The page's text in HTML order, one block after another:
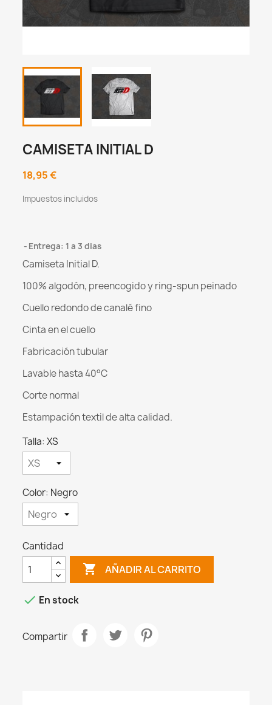
CAMISETA INITIAL D
18,95 €
Impuestos incluidos
Entrega: 1 a 3 dias
Camiseta Initial D.
100% algodón, preencogido y ring-spun peinado
Cuello redondo de canalé fino
Cinta en el cuello
Fabricación tubular
Lavable hasta 40°C
Corte normal
Estampación textil de alta calidad.
Talla: XS
Color: Negro
Cantidad
 AÑADIR AL CARRITO
 En stock
Compartir